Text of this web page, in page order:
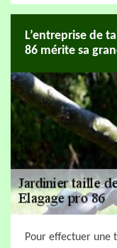
L’entreprise de
86 mérite sa
Pour effectuer une